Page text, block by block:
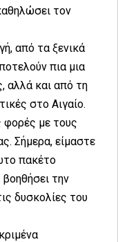
τον
από τα ξενικά
πια μια
αλλά και από τη
στο Αιγαίο.
φορές με τους
Σήμερα, είμαστε
πακέτο
την
δυσκολίες του